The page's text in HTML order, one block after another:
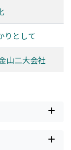
りとして
山二大会社